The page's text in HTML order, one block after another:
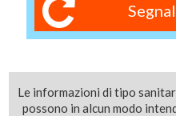
Le informazioni di tipo
possono in alcun modo